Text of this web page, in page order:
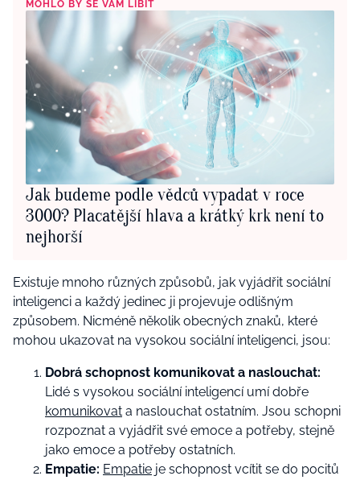
MOHLO BY SE VÁM LÍBIT
Jak budeme podle vědců vypadat v roce
3000? Placatější hlava a krátký krk není to
nejhorší
Existuje mnoho různých způsobů, jak vyjádřit sociální
inteligenci a každý jedinec ji projevuje odlišným
způsobem. Nicméně několik obecných znaků, které
mohou ukazovat na vysokou sociální inteligenci, jsou:
Dobrá schopnost komunikovat a naslouchat:
Lidé s vysokou sociální inteligencí umí dobře
komunikovat a naslouchat ostatním. Jsou schopni
rozpoznat a vyjádřit své emoce a potřeby, stejně
jako emoce a potřeby ostatních.
Empatie: Empatie je schopnost vcítit se do pocitů